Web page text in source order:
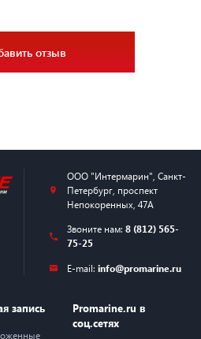
отзыв
ООО "Интермарин" Санкт-
Петербург, проспект
Непокоренных, 47А
Звоните нам: 8 (812) 565-
75-25
E-mail: info@promarine.ru
запись
Promarine.ru в
соц.сетях